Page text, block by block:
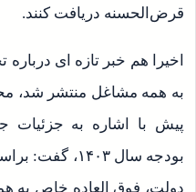
قرض‌الحسنه دریافت کنند.
اخیرا هم خبر تازه ای
به همه مشاغل منتشر شد،
پیش با اشاره به جزئیات
بودجه سال
دولت، فوق العاده خاص به